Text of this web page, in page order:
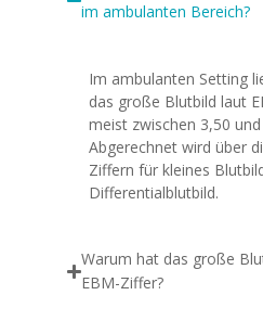
im ambulanten Bereich?
Im ambulanten Setting
das große Blutbild laut
meist zwischen 3,50
Abgerechnet wird über
Ziffern für kleines
Differentialblutbild.
Warum hat das große
EBM-Ziffer?